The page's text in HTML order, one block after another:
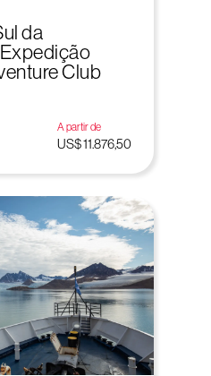
da
Club
A partir de
US$ 11.876,50